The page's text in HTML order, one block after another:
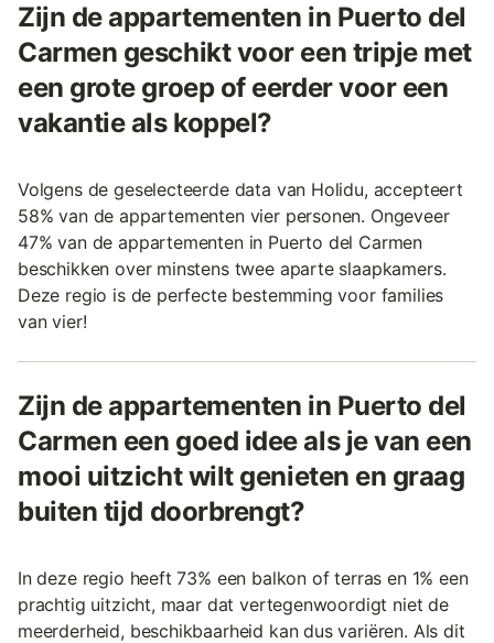
Zijn de appartementen in Puerto del
Carmen geschikt voor een tripje met
een grote groep of eerder voor een
vakantie als koppel?
Volgens de geselecteerde data van Holidu, accepteert
58% van de appartementen vier personen. Ongeveer
47% van de appartementen in Puerto del Carmen
beschikken over minstens twee aparte slaapkamers.
Deze regio is de perfecte bestemming voor families
van vier!
Zijn de appartementen in Puerto del
Carmen een goed idee als je van een
mooi uitzicht wilt genieten en graag
buiten tijd doorbrengt?
In deze regio heeft 73% een balkon of terras en 1% een
prachtig uitzicht, maar dat vertegenwoordigt niet de
meerderheid, beschikbaarheid kan dus variëren. Als dit